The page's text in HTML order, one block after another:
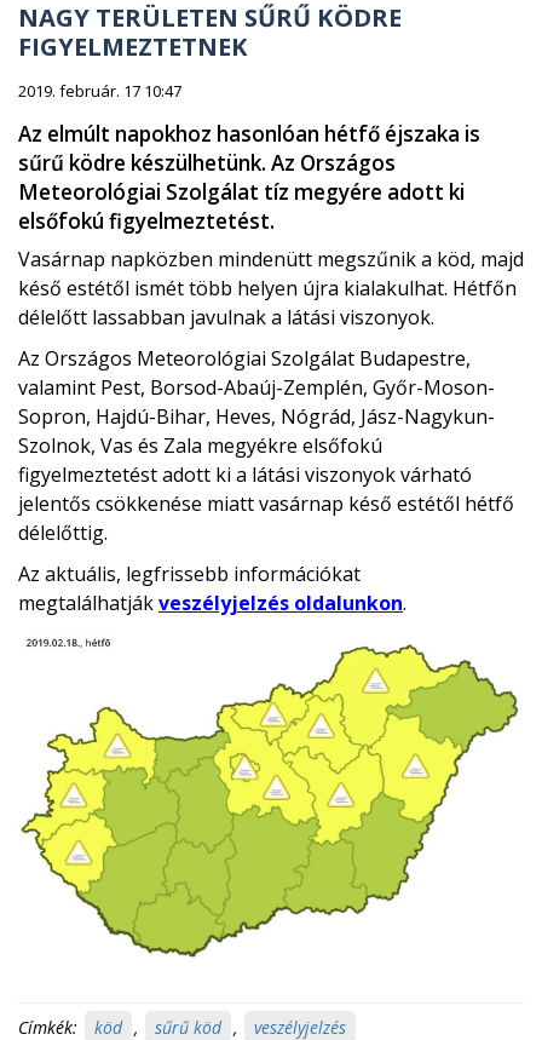
NAGY TERÜLETEN SŰRŰ KÖDRE
FIGYELMEZTETNEK
2019. február. 17 10:47
Az elmúlt napokhoz hasonlóan hétfő éjszaka is
sűrű ködre készülhetünk. Az Országos
Meteorológiai Szolgálat tíz megyére adott ki
elsőfokú figyelmeztetést.
Vasárnap napközben mindenütt megszűnik a köd, majd
késő estétől ismét több helyen újra kialakulhat. Hétfőn
délelőtt lassabban javulnak a látási viszonyok.
Az Országos Meteorológiai Szolgálat Budapestre,
valamint Pest, Borsod-Abaúj-Zemplén, Győr-Moson-
Sopron, Hajdú-Bihar, Heves, Nógrád, Jász-Nagykun-
Szolnok, Vas és Zala megyékre elsőfokú
figyelmeztetést adott ki a látási viszonyok várható
jelentős csökkenése miatt vasárnap késő estétől hétfő
délelőttig.
Az aktuális, legfrissebb információkat
megtalálhatjákveszélyjelzés oldalunkon.
Címkék: köd , sűrű köd , veszélyjelzés